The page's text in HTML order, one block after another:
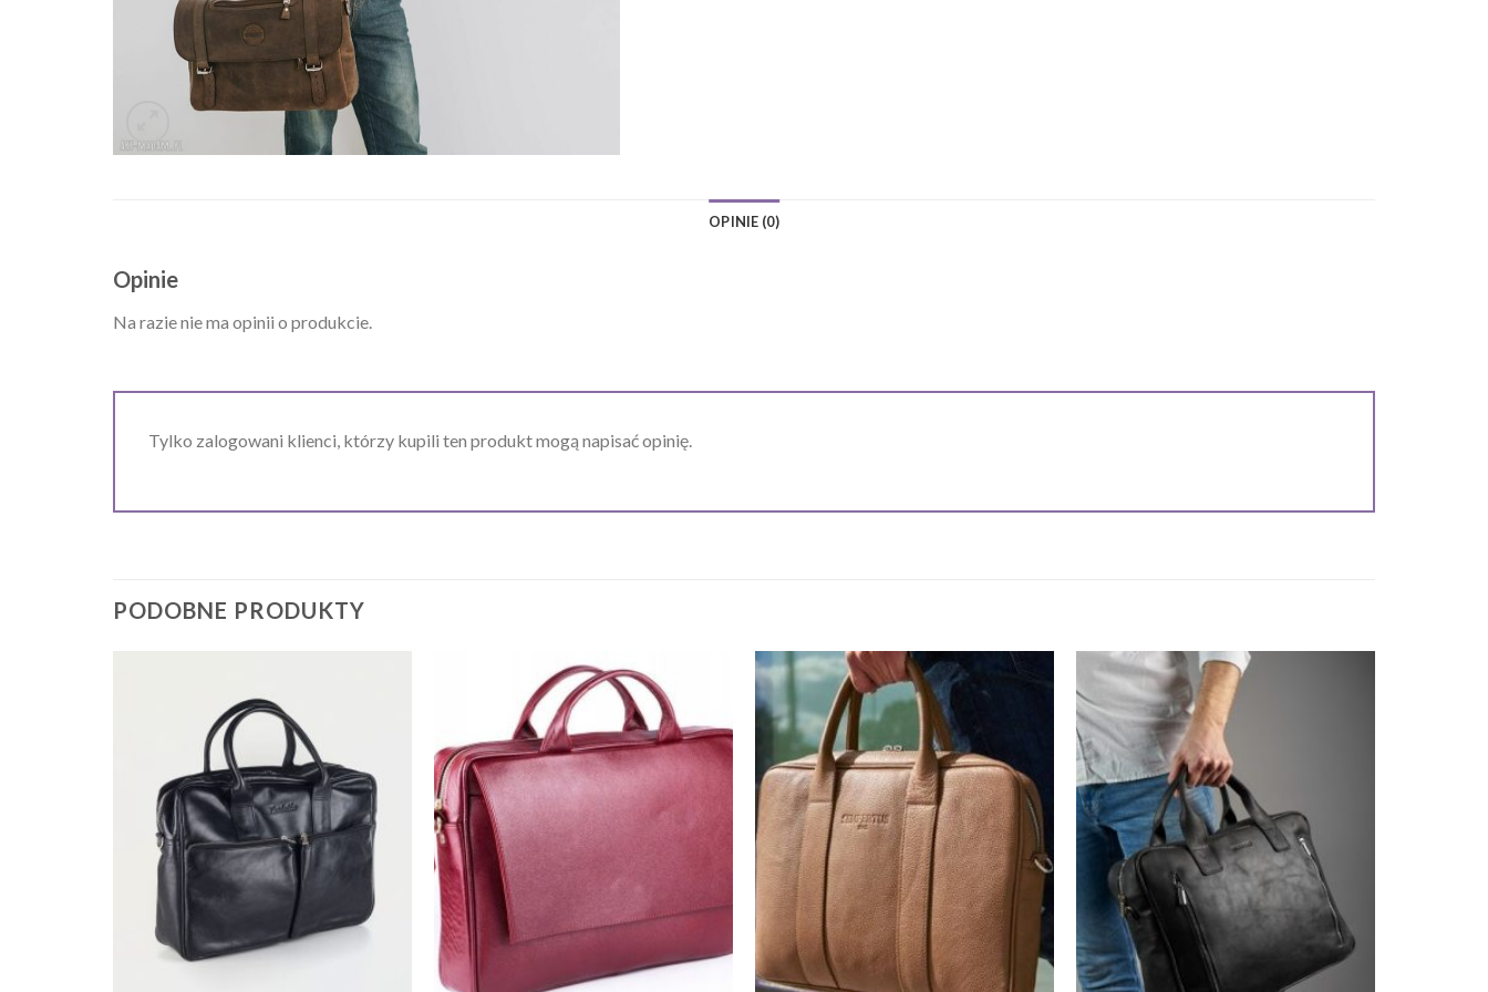
OPINIE (0)
Opinie
Na razie nie ma opinii o produkcie.
Tylko zalogowani klienci, którzy kupili ten produkt mogą napisać opinię.
PODOBNE PRODUKTY